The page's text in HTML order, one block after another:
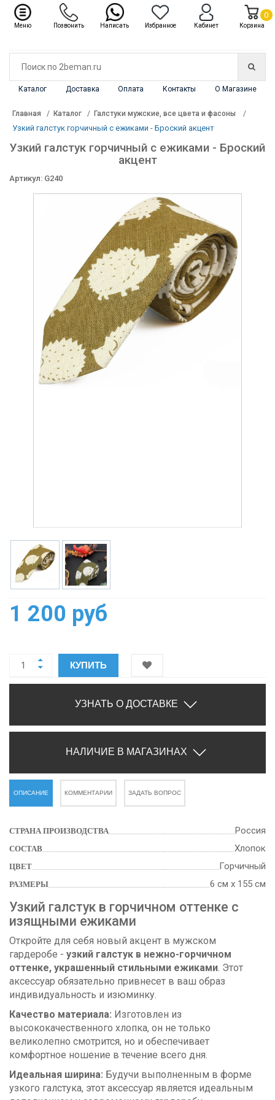
Каталог Доставка Оплата Контакты О Магазине
Каталог ✖
Главная Каталог Галстуки мужские, все цвета и фасоны
Узкий галстук горчичный с ежиками - Броский акцент
Узкий галстук горчичный с ежиками - Броский
акцент
Артикул: G240
1 200 руб
КУПИТЬ
УЗНАТЬ О ДОСТАВКЕ
НАЛИЧИЕ В МАГАЗИНАХ
ОПИСАНИЕ КОММЕНТАРИИ ЗАДАТЬ ВОПРОС
СТРАНА ПРОИЗВОДСТВА Россия
СОСТАВ Хлопок
ЦВЕТ Горчичный
РАЗМЕРЫ 6 см х 155 см
Узкий галстук в горчичном оттенке с
изящными ежиками
Откройте для себя новый акцент в мужском
гардеробе - узкий галстук в нежно-горчичном
оттенке, украшенный стильными ежиками. Этот
аксессуар обязательно привнесет в ваш образ
индивидуальность и изюминку.
Качество материала: Изготовлен из
высококачественного хлопка, он не только
великолепно смотрится, но и обеспечивает
комфортное ношение в течение всего дня.
Идеальная ширина: Будучи выполненным в форме
узкого галстука, этот аксессуар является идеальным
Меню Позвонить Написать Избранное Кабинет Корзина
0